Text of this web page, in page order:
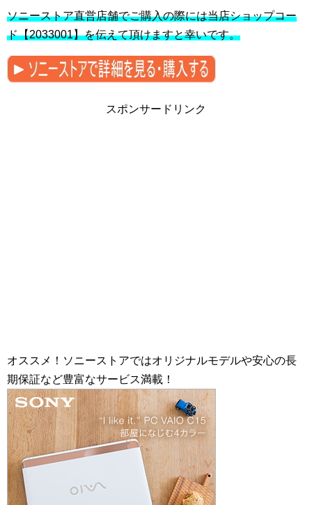
ソニーストア直営店舗でご購入の際には当店ショップコー
ド【2033001】を伝えて頂けますと幸いです。
スポンサードリンク
オススメ！ソニーストアではオリジナルモデルや安心の長
期保証など豊富なサービス満載！